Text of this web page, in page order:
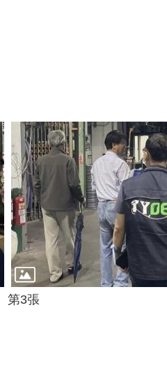
第3張